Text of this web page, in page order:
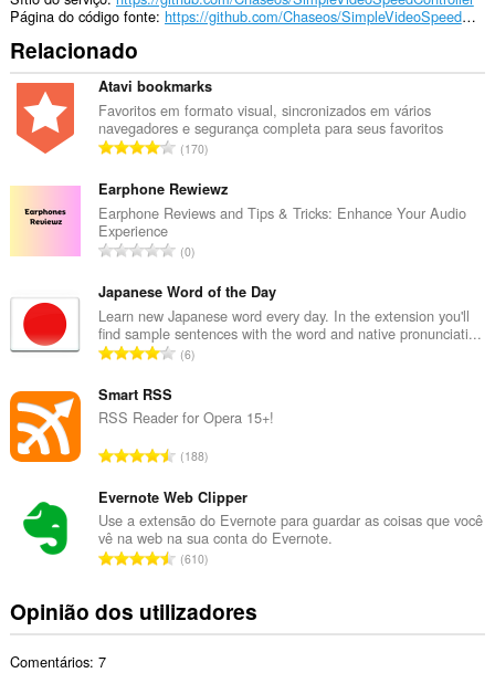
Página do código fonte
https://github.com/Chaseos/SimpleVideoSpeedController
Relacionado
Atavi bookmarks
Favoritos em formato visual, sincronizados em vários
navegadores e segurança completa para seus favoritos
N
m
e
o
o
t
a
e
v
l
i
a
ç
e
s
170
Earphone Rewiewz
Earphone Reviews and Tips & Tricks: Enhance Your Audio
Experience
N
m
e
r
o
t
a
d
e
a
v
l
i
0
Japanese Word of the Day
Learn new Japanese word every day. In the extension you'll
find sample sentences with the word and native pronunciati...
N
e
o
o
t
a
e
a
6
Smart RSS
RSS Reader for Opera 15+!
N
m
e
r
o
o
t
188
Evernote Web Clipper
Use a extensão do Evernote para guardar as coisas que você
vê na web na sua conta do Evernote.
N
m
e
610
Opinião dos utilizadores
Comentários: 7